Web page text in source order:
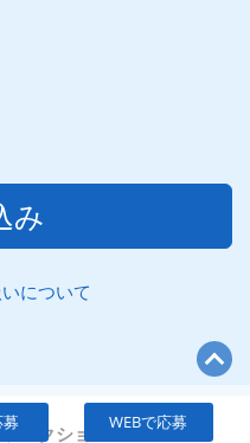
み
について
WEBで応募
ンクション